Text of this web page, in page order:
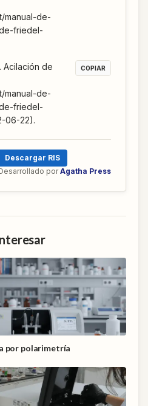
manual-de-
friedel-
Acilación de
manual-de-
friedel-
06-22).
COPIAR
Descargar RIS
por Agatha Press
por polarimetría